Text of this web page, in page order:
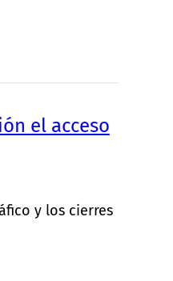
el acceso
y los cierres